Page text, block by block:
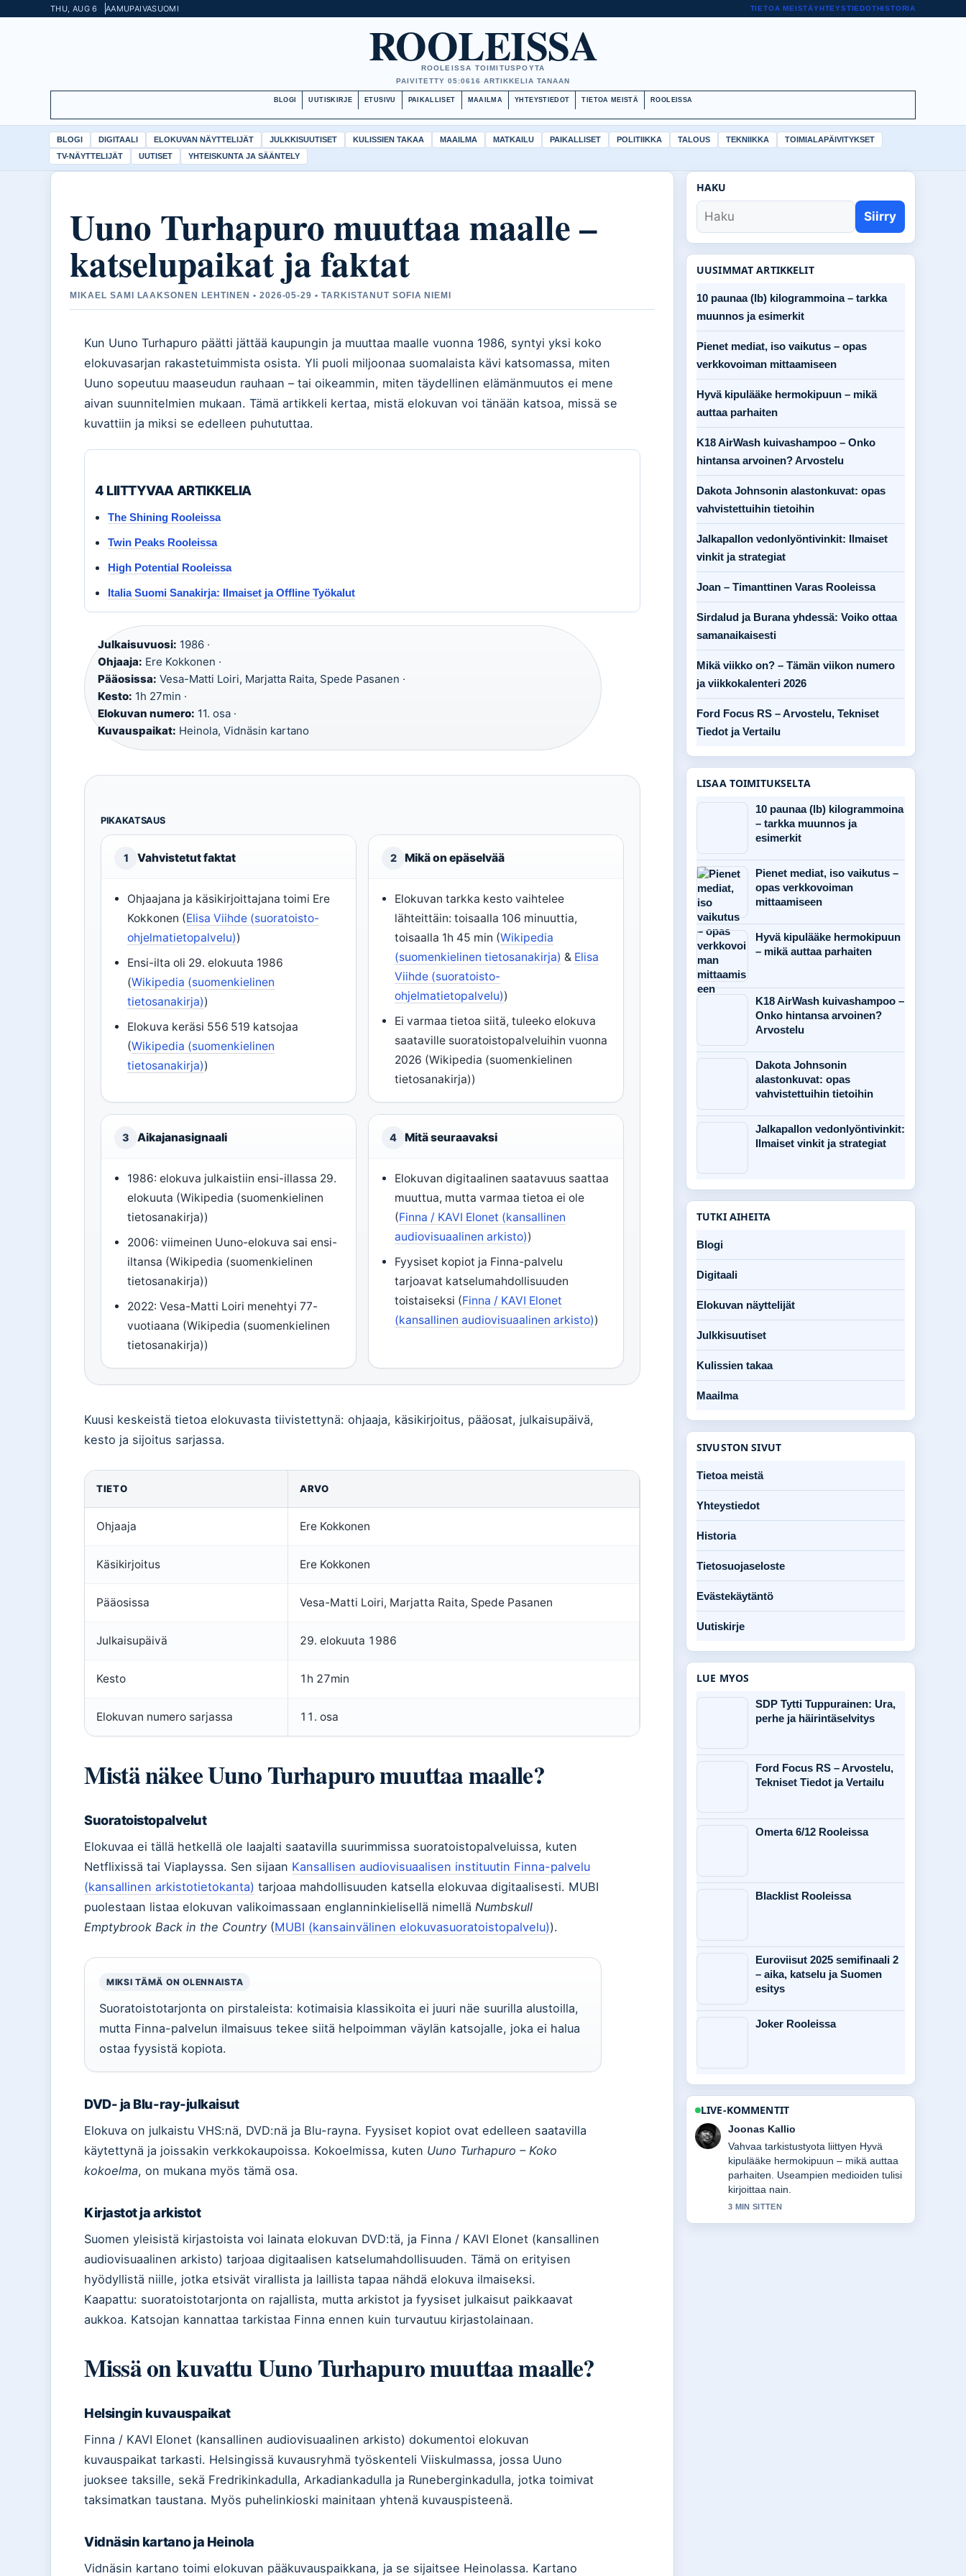
THU, AUG 6 AAMUPAIVASUOMI TIETOA MEISTÄYHTEYSTIEDOTHISTORIA
ROOLEISSA
ROOLEISSA TOIMITUSPOYTA
PAIVITETTY 05:0616 ARTIKKELIA TANAAN
BLOGI UUTISKIRJE ETUSIVU PAIKALLISET MAAILMA YHTEYSTIEDOT TIETOA MEISTÄ ROOLEISSA
BLOGI DIGITAALI ELOKUVAN NÄYTTELIJÄT JULKKISUUTISET KULISSIEN TAKAA MAAILMA MATKAILU PAIKALLISET POLITIIKKA TALOUS TEKNIIKKA
TOIMIALAPÄIVITYKSET
TV-NÄYTTELIJÄT
UUTISET YHTEISKUNTA JA SÄÄNTELY
Uuno Turhapuro muuttaa maalle –
katselupaikat ja faktat
MIKAEL SAMI LAAKSONEN LEHTINEN • 2026-05-29 • TARKISTANUT SOFIA NIEMI
Kun Uuno Turhapuro päätti jättää kaupungin ja muuttaa maalle vuonna 1986, syntyi yksi koko
elokuvasarjan rakastetuimmista osista. Yli puoli miljoonaa suomalaista kävi katsomassa, miten
Uuno sopeutuu maaseudun rauhaan – tai oikeammin, miten täydellinen elämänmuutos ei mene
aivan suunnitelmien mukaan. Tämä artikkeli kertaa, mistä elokuvan voi tänään katsoa, missä se
kuvattiin ja miksi se edelleen puhututtaa.
4 LIITTYVAA ARTIKKELIA
The Shining Rooleissa
Twin Peaks Rooleissa
High Potential Rooleissa
Italia Suomi Sanakirja: Ilmaiset ja Offline Työkalut
Julkaisuvuosi: 1986 ·
Ohjaaja: Ere Kokkonen ·
Pääosissa: Vesa-Matti Loiri, Marjatta Raita, Spede Pasanen ·
Kesto: 1h 27min ·
Elokuvan numero: 11. osa ·
Kuvauspaikat: Heinola, Vidnäsin kartano
PIKAKATSAUS
1 Vahvistetut faktat
Ohjaajana ja käsikirjoittajana toimi Ere
Kokkonen (Elisa Viihde (suoratoisto-
ohjelmatietopalvelu))
Ensi-ilta oli 29. elokuuta 1986
(Wikipedia (suomenkielinen
tietosanakirja))
Elokuva keräsi 556 519 katsojaa
(Wikipedia (suomenkielinen
tietosanakirja))
2 Mikä on epäselvää
Elokuvan tarkka kesto vaihtelee
lähteittäin: toisaalla 106 minuuttia,
toisaalla 1h 45 min (Wikipedia
(suomenkielinen tietosanakirja) & Elisa
Viihde (suoratoisto-
ohjelmatietopalvelu))
Ei varmaa tietoa siitä, tuleeko elokuva
saataville suoratoistopalveluihin vuonna
2026 (Wikipedia (suomenkielinen
tietosanakirja))
3 Aikajanasignaali
1986: elokuva julkaistiin ensi-illassa 29.
elokuuta (Wikipedia (suomenkielinen
tietosanakirja))
2006: viimeinen Uuno-elokuva sai ensi-
iltansa (Wikipedia (suomenkielinen
tietosanakirja))
2022: Vesa-Matti Loiri menehtyi 77-
vuotiaana (Wikipedia (suomenkielinen
tietosanakirja))
4 Mitä seuraavaksi
Elokuvan digitaalinen saatavuus saattaa
muuttua, mutta varmaa tietoa ei ole
(Finna / KAVI Elonet (kansallinen
audiovisuaalinen arkisto))
Fyysiset kopiot ja Finna-palvelu
tarjoavat katselumahdollisuuden
toistaiseksi (Finna / KAVI Elonet
(kansallinen audiovisuaalinen arkisto))
Kuusi keskeistä tietoa elokuvasta tiivistettynä: ohjaaja, käsikirjoitus, pääosat, julkaisupäivä,
kesto ja sijoitus sarjassa.
TIETO ARVO
Ohjaaja Ere Kokkonen
Käsikirjoitus Ere Kokkonen
Pääosissa Vesa-Matti Loiri, Marjatta Raita, Spede Pasanen
Julkaisupäivä 29. elokuuta 1986
Kesto 1h 27min
Elokuvan numero sarjassa 11. osa
Mistä näkee Uuno Turhapuro muuttaa maalle?
Suoratoistopalvelut
Elokuvaa ei tällä hetkellä ole laajalti saatavilla suurimmissa suoratoistopalveluissa, kuten
Netflixissä tai Viaplayssa. Sen sijaan Kansallisen audiovisuaalisen instituutin Finna-palvelu
(kansallinen arkistotietokanta) tarjoaa mahdollisuuden katsella elokuvaa digitaalisesti. MUBI
puolestaan listaa elokuvan valikoimassaan englanninkielisellä nimellä Numbskull
Emptybrook Back in the Country (MUBI (kansainvälinen elokuvasuoratoistopalvelu)).
MIKSI TÄMÄ ON OLENNAISTA
Suoratoistotarjonta on pirstaleista: kotimaisia klassikoita ei juuri näe suurilla alustoilla,
mutta Finna-palvelun ilmaisuus tekee siitä helpoimman väylän katsojalle, joka ei halua
ostaa fyysistä kopiota.
DVD- ja Blu-ray-julkaisut
Elokuva on julkaistu VHS:nä, DVD:nä ja Blu-rayna. Fyysiset kopiot ovat edelleen saatavilla
käytettynä ja joissakin verkkokaupoissa. Kokoelmissa, kuten Uuno Turhapuro – Koko
kokoelma, on mukana myös tämä osa.
Kirjastot ja arkistot
Suomen yleisistä kirjastoista voi lainata elokuvan DVD:tä, ja Finna / KAVI Elonet (kansallinen
audiovisuaalinen arkisto) tarjoaa digitaalisen katselumahdollisuuden. Tämä on erityisen
hyödyllistä niille, jotka etsivät virallista ja laillista tapaa nähdä elokuva ilmaiseksi.
Kaapattu: suoratoistotarjonta on rajallista, mutta arkistot ja fyysiset julkaisut paikkaavat
aukkoa. Katsojan kannattaa tarkistaa Finna ennen kuin turvautuu kirjastolainaan.
Missä on kuvattu Uuno Turhapuro muuttaa maalle?
Helsingin kuvauspaikat
Finna / KAVI Elonet (kansallinen audiovisuaalinen arkisto) dokumentoi elokuvan
kuvauspaikat tarkasti. Helsingissä kuvausryhmä työskenteli Viiskulmassa, jossa Uuno
juoksee taksille, sekä Fredrikinkadulla, Arkadiankadulla ja Runeberginkadulla, jotka toimivat
taksimatkan taustana. Myös puhelinkioski mainitaan yhtenä kuvauspisteenä.
Vidnäsin kartano ja Heinola
Vidnäsin kartano toimi elokuvan pääkuvauspaikkana, ja se sijaitsee Heinolassa. Kartano
HAKU
Siirry
UUSIMMAT ARTIKKELIT
10 paunaa (lb) kilogrammoina – tarkka
muunnos ja esimerkit
Pienet mediat, iso vaikutus – opas
verkkovoiman mittaamiseen
Hyvä kipulääke hermokipuun – mikä
auttaa parhaiten
K18 AirWash kuivashampoo – Onko
hintansa arvoinen? Arvostelu
Dakota Johnsonin alastonkuvat: opas
vahvistettuihin tietoihin
Jalkapallon vedonlyöntivinkit: Ilmaiset
vinkit ja strategiat
Joan – Timanttinen Varas Rooleissa
Sirdalud ja Burana yhdessä: Voiko ottaa
samanaikaisesti
Mikä viikko on? – Tämän viikon numero
ja viikkokalenteri 2026
Ford Focus RS – Arvostelu, Tekniset
Tiedot ja Vertailu
LISAA TOIMITUKSELTA
10 paunaa (lb) kilogrammoina
– tarkka muunnos ja
esimerkit
Pienet mediat, iso vaikutus –
opas verkkovoiman
mittaamiseen
Hyvä kipulääke hermokipuun
– mikä auttaa parhaiten
K18 AirWash kuivashampoo –
Onko hintansa arvoinen?
Arvostelu
Dakota Johnsonin
alastonkuvat: opas
vahvistettuihin tietoihin
Jalkapallon vedonlyöntivinkit:
Ilmaiset vinkit ja strategiat
TUTKI AIHEITA
Blogi
Digitaali
Elokuvan näyttelijät
Julkkisuutiset
Kulissien takaa
Maailma
SIVUSTON SIVUT
Tietoa meistä
Yhteystiedot
Historia
Tietosuojaseloste
Evästekäytäntö
Uutiskirje
LUE MYOS
SDP Tytti Tuppurainen: Ura,
perhe ja häirintäselvitys
Ford Focus RS – Arvostelu,
Tekniset Tiedot ja Vertailu
Omerta 6/12 Rooleissa
Blacklist Rooleissa
Euroviisut 2025 semifinaali 2
– aika, katselu ja Suomen
esitys
Joker Rooleissa
LIVE-KOMMENTIT
Aino Virtanen
Hyva yhteenveto aiheesta 10 paunaa
(lb) kilogrammoina – tarkka
muunnos.... Tama on tahan mennessa
selkein kooste tanaan.
5 MIN SITTEN